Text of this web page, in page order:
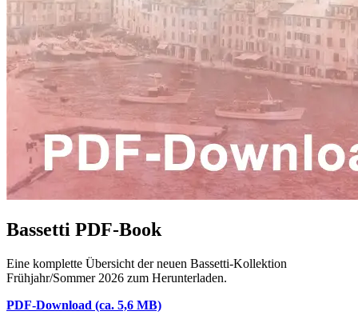
Bassetti PDF-Book
Eine komplette Übersicht der neuen Bassetti-Kollektion
Frühjahr/Sommer 2026 zum Herunterladen.
PDF-Download (ca. 5,6 MB)